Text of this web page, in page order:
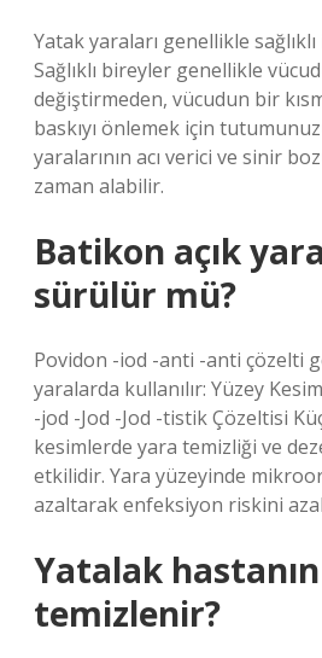
Yatak yaraları genellikle
Sağlıklı bireyler genellikle
değiştirmeden, vücudun bir
baskıyı önlemek için
yaralarının acı verici ve sinir
zaman alabilir.
Batikon açık
sürülür mü?
Povidon -iod -anti -anti çözelti
yaralarda kullanılır: Yüzey
-jod -Jod -Jod -tistik Çözeltisi
kesimlerde yara temizliği ve
etkilidir. Yara yüzeyinde
azaltarak enfeksiyon riskini
Yatalak hastanın
temizlenir?